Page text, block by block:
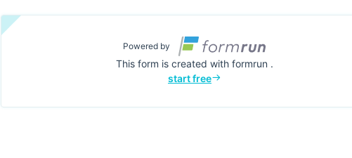
Powered by
This form is created with formrun .
start free